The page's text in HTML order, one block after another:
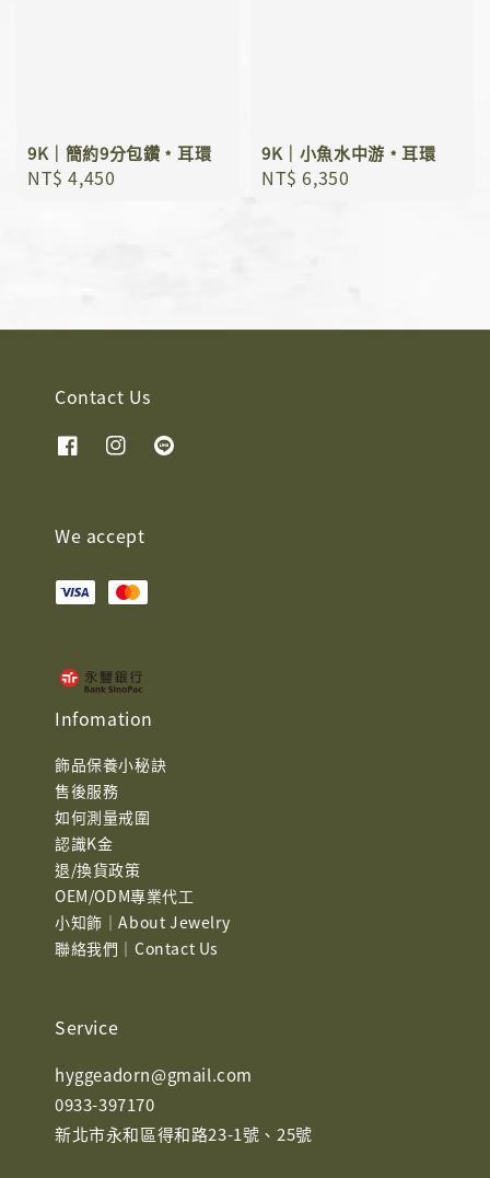
9K｜簡約9分包鑽﹡耳環
Regular
NT$ 4,450
9K｜小魚水中游﹡耳環
Regular
NT$ 6,350
Contact Us
We accept
Infomation
飾品保養小秘訣
售後服務
如何測量戒圍
認識K金
退/換貨政策
OEM/ODM專業代工
小知飾｜About Jewelry
聯絡我們｜Contact Us
Service
hyggeadorn@gmail.com
0933-397170
新北市永和區得和路23-1號、25號